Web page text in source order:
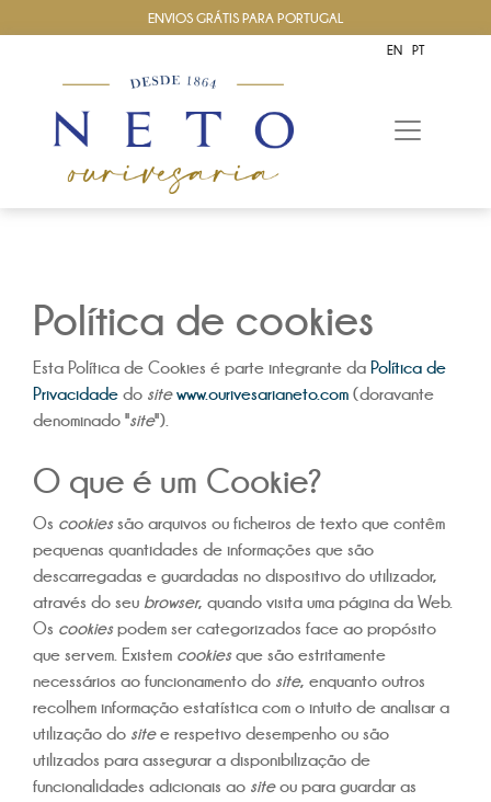
ENVIOS GRÁTIS PARA PORTUGAL
EN PT
Política de cookies
Esta Política de Cookies é parte integrante da Política de
Privacidade do site www.ourivesarianeto.com (doravante
denominado "site").
O que é um Cookie?
Os cookiessão arquivos ou ficheiros de texto que contêm
pequenas quantidades de informações que são
descarregadas e guardadas no dispositivo do utilizador,
através do seu browser, quando visita uma página da Web.
Os cookiespodem ser categorizados face ao propósito
que servem. Existem cookiesque são estritamente
necessários ao funcionamento do site, enquanto outros
recolhem informação estatística com o intuito de analisar a
utilização do sitee respetivo desempenho ou são
utilizados para assegurar a disponibilização de
funcionalidades adicionais ao siteou para guardar as